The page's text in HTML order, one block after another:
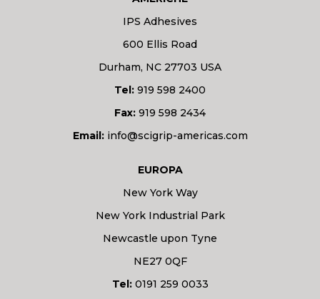
IPS Adhesives
600 Ellis Road
Durham, NC 27703 USA
Tel: 919 598 2400
Fax: 919 598 2434
Email: info@scigrip-americas.com
EUROPA
New York Way
New York Industrial Park
Newcastle upon Tyne
NE27 0QF
Tel:0191 259 0033